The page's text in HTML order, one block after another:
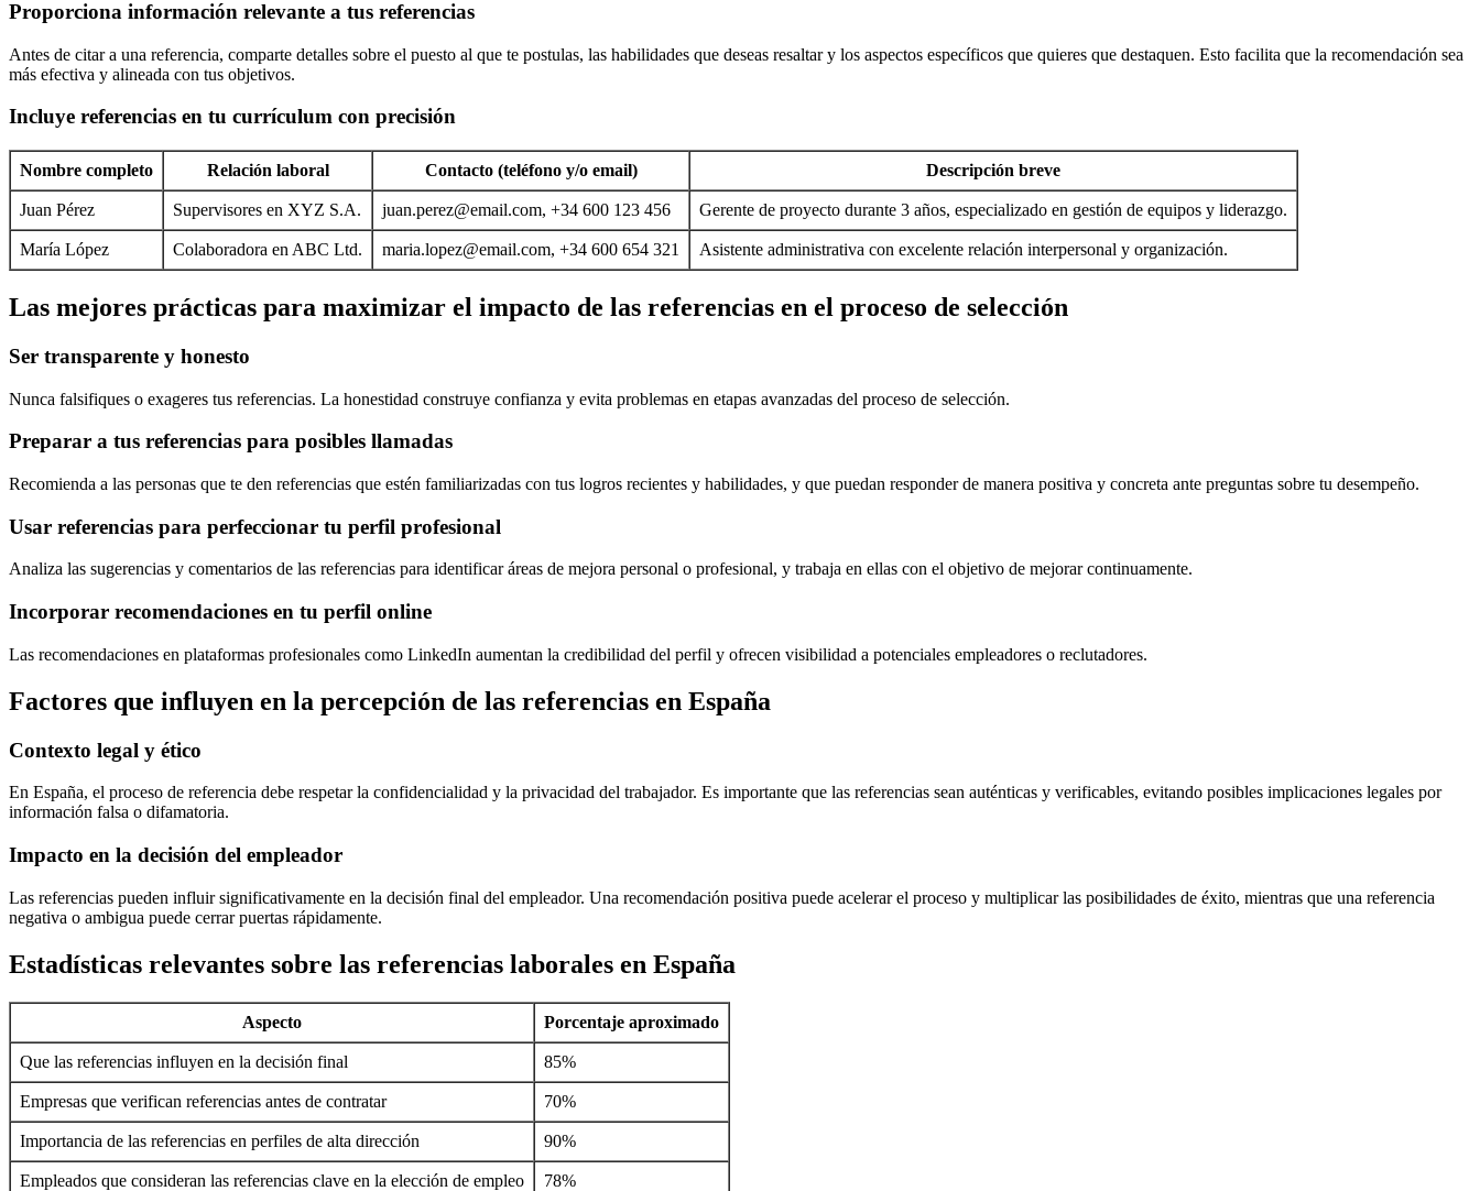
Proporciona información relevante a tus referencias
Antes de citar a una referencia, comparte detalles sobre el puesto al que te postulas, las habilidades que deseas resaltar y los aspectos específicos que quieres que destaquen. Esto facilita que la recomendación sea
más efectiva y alineada con tus objetivos.
Incluye referencias en tu currículum con precisión
Nombre completo Relación laboral Contacto (teléfono y/o email) Descripción breve
Juan Pérez Supervisores en XYZ S.A. juan.perez@email.com, +34 600 123 456 Gerente de proyecto durante 3 años, especializado en gestión de equipos y liderazgo.
María López Colaboradora en ABC Ltd. maria.lopez@email.com, +34 600 654 321 Asistente administrativa con excelente relación interpersonal y organización.
Las mejores prácticas para maximizar el impacto de las referencias en el proceso de selección
Ser transparente y honesto
Nunca falsifiques o exageres tus referencias. La honestidad construye confianza y evita problemas en etapas avanzadas del proceso de selección.
Preparar a tus referencias para posibles llamadas
Recomienda a las personas que te den referencias que estén familiarizadas con tus logros recientes y habilidades, y que puedan responder de manera positiva y concreta ante preguntas sobre tu desempeño.
Usar referencias para perfeccionar tu perfil profesional
Analiza las sugerencias y comentarios de las referencias para identificar áreas de mejora personal o profesional, y trabaja en ellas con el objetivo de mejorar continuamente.
Incorporar recomendaciones en tu perfil online
Las recomendaciones en plataformas profesionales como LinkedIn aumentan la credibilidad del perfil y ofrecen visibilidad a potenciales empleadores o reclutadores.
Factores que influyen en la percepción de las referencias en España
Contexto legal y ético
En España, el proceso de referencia debe respetar la confidencialidad y la privacidad del trabajador. Es importante que las referencias sean auténticas y verificables, evitando posibles implicaciones legales por
información falsa o difamatoria.
Impacto en la decisión del empleador
Las referencias pueden influir significativamente en la decisión final del empleador. Una recomendación positiva puede acelerar el proceso y multiplicar las posibilidades de éxito, mientras que una referencia
negativa o ambigua puede cerrar puertas rápidamente.
Estadísticas relevantes sobre las referencias laborales en España
Aspecto Porcentaje aproximado
Que las referencias influyen en la decisión final 85%
Empresas que verifican referencias antes de contratar 70%
Importancia de las referencias en perfiles de alta dirección 90%
Empleados que consideran las referencias clave en la elección de empleo 78%